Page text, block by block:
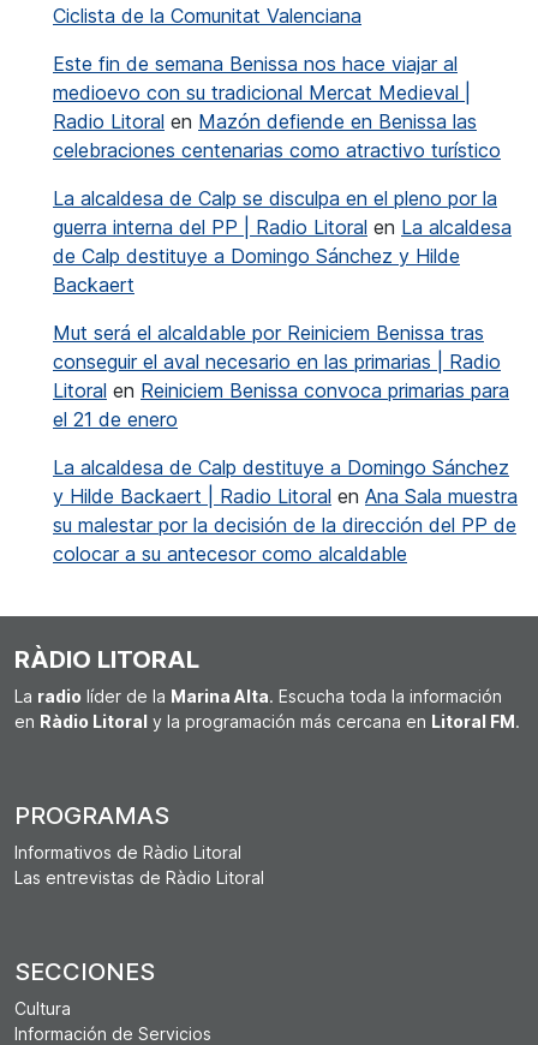
Ciclista de la Comunitat Valenciana
Este fin de semana Benissa nos hace viajar al
medioevo con su tradicional Mercat Medieval |
Radio Litoral en Mazón defiende en Benissa las
celebraciones centenarias como atractivo turístico
La alcaldesa de Calp se disculpa en el pleno por la
guerra interna del PP | Radio Litoral en La alcaldesa
de Calp destituye a Domingo Sánchez y Hilde
Backaert
Mut será el alcaldable por Reiniciem Benissa tras
conseguir el aval necesario en las primarias | Radio
Litoral en Reiniciem Benissa convoca primarias para
el 21 de enero
La alcaldesa de Calp destituye a Domingo Sánchez
y Hilde Backaert | Radio Litoral en Ana Sala muestra
su malestar por la decisión de la dirección del PP de
colocar a su antecesor como alcaldable
RÀDIO LITORAL
La radio líder de la Marina Alta. Escucha toda la información
en Ràdio Litoral y la programación más cercana en Litoral FM.
PROGRAMAS
Informativos de Ràdio Litoral
Las entrevistas de Ràdio Litoral
SECCIONES
Cultura
Información de Servicios